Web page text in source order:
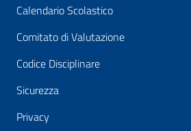
Calendario Scolastico
Comitato di Valutazione
Codice Disciplinare
Sicurezza
Privacy